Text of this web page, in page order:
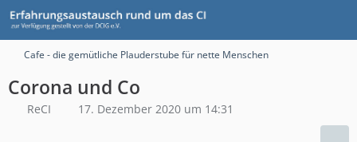
Cafe - die gemütliche Plauderstube für nette Menschen
Corona und Co
ReCI 17. Dezember 2020 um 14:31